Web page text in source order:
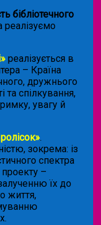
бібліотечного
реалізуємо
реалізується в
– Країна
дружнього
та спілкування,
увагу й
.
зокрема: із
спектра
–
їх до
життя,